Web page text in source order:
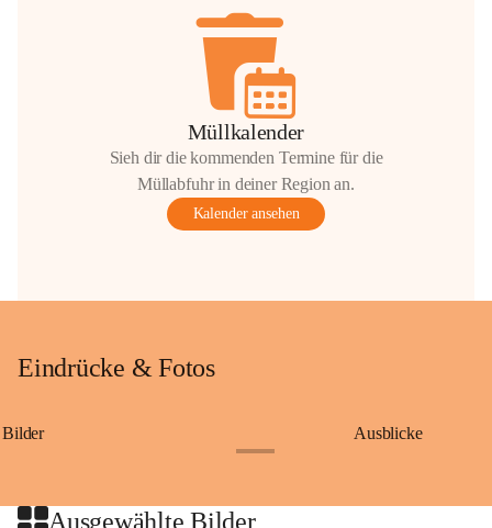
Müllkalender
Sieh dir die kommenden Termine für die
Müllabfuhr in deiner Region an.
Kalender ansehen
Eindrücke & Fotos
Bilder Ausblicke
Ausgewählte Bilder